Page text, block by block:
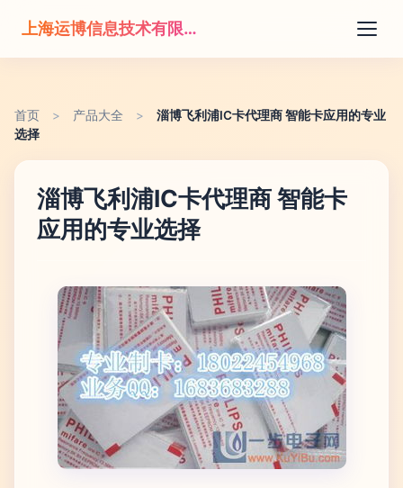
上海运博信息技术有限公司
首页 > 产品大全 >
淄博飞利浦IC卡代理商 智能卡应用的专业
选择
淄博飞利浦IC卡代理商 智能卡
应用的专业选择